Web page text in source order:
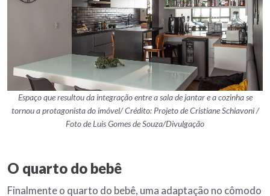
Espaço que resultou da integração entre a sala de jantar e a cozinha se
tornou a protagonista do imóvel/ Crédito: Projeto de Cristiane Schiavoni /
Foto de Luis Gomes de Souza/Divulgação
O quarto do bebê
Finalmente o quarto do bebê, uma adaptação no cômodo